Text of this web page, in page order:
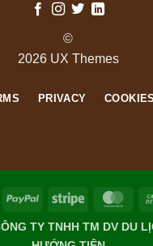
©
2026 UX Themes
PRIVACY COOKIES
Visa PayPal Stripe
TY TNHH TM DV DU